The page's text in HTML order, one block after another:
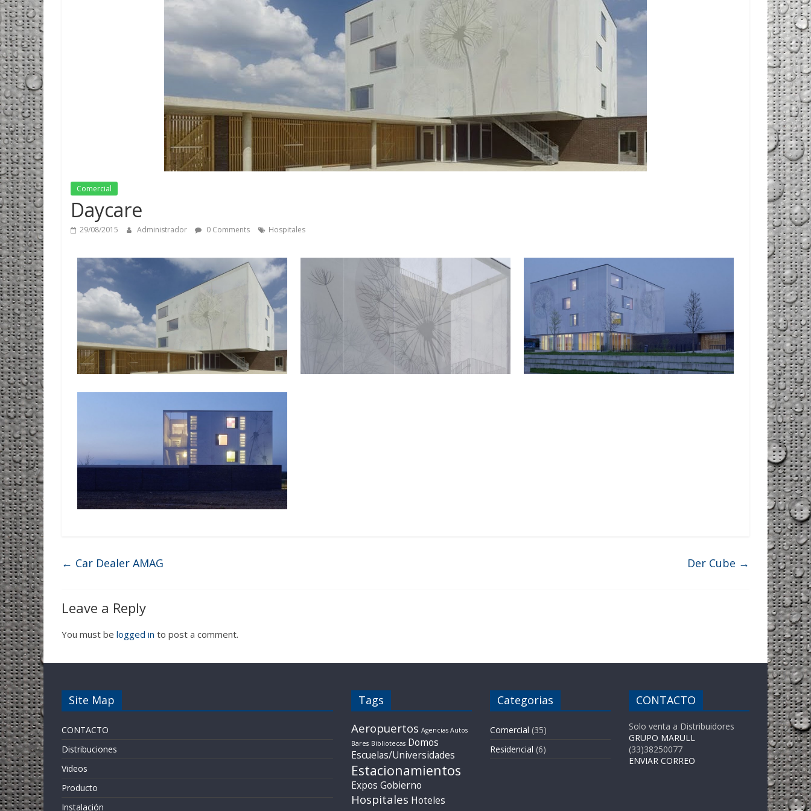
Comercial
Daycare
29/08/2015 Administrador 0 Comments Hospitales
← Car Dealer AMAG Der Cube →
Leave a Reply
You must be logged in to post a comment.
Site Map
CONTACTO
Distribuciones
Videos
Producto
Instalación
Tags
Aeropuertos Agencias Autos
Bares Bibliotecas Domos
Escuelas/Universidades
Estacionamientos
Expos Gobierno
Hospitales Hoteles
Categorias
Comercial (35)
Residencial (6)
CONTACTO
Solo venta a Distribuidores
GRUPO MARULL
(33)38250077
ENVIAR CORREO